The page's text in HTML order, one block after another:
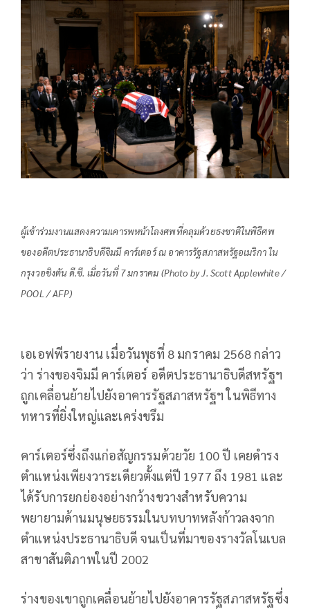
ผู้เข้าร่วมงานแสดงความเคารพหน้าโลงศพที่คลุมด้วยธงชาติในพิธีศพ
ของอดีตประธานาธิบดีจิมมี คาร์เตอร์ ณ อาคารรัฐสภาสหรัฐอเมริกา ใน
กรุงวอชิงตัน ดี.ซี. เมื่อวันที่ 7 มกราคม (Photo by J. Scott Applewhite /
POOL / AFP)
เอเอฟพีรายงาน เมื่อวันพุธที่ 8 มกราคม 2568 กล่าว
ว่า ร่างของจิมมี คาร์เตอร์ อดีตประธานาธิบดีสหรัฐฯ
ถูกเคลื่อนย้ายไปยังอาคารรัฐสภาสหรัฐฯ ในพิธีทาง
ทหารที่ยิ่งใหญ่และเคร่งขรึม
คาร์เตอร์ซึ่งถึงแก่อสัญกรรมด้วยวัย 100 ปี เคยดำรง
ตำแหน่งเพียงวาระเดียวตั้งแต่ปี 1977 ถึง 1981 และ
ได้รับการยกย่องอย่างกว้างขวางสำหรับความ
พยายามด้านมนุษยธรรมในบทบาทหลังก้าวลงจาก
ตำแหน่งประธานาธิบดี จนเป็นที่มาของรางวัลโนเบล
สาขาสันติภาพในปี 2002
ร่างของเขาถูกเคลื่อนย้ายไปยังอาคารรัฐสภาสหรัฐซึ่ง